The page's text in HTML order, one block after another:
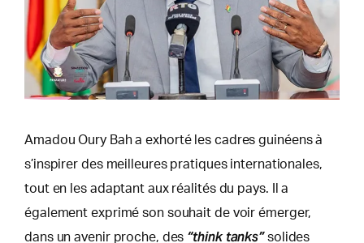
Amadou Oury Bah a exhorté les cadres guinéens à
s’inspirer des meilleures pratiques internationales,
tout en les adaptant aux réalités du pays. Il a
également exprimé son souhait de voir émerger,
dans un avenir proche, des “think tanks”solides